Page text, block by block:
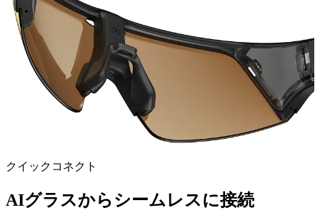
クイックコネクト
AIグラスからシームレスに接続